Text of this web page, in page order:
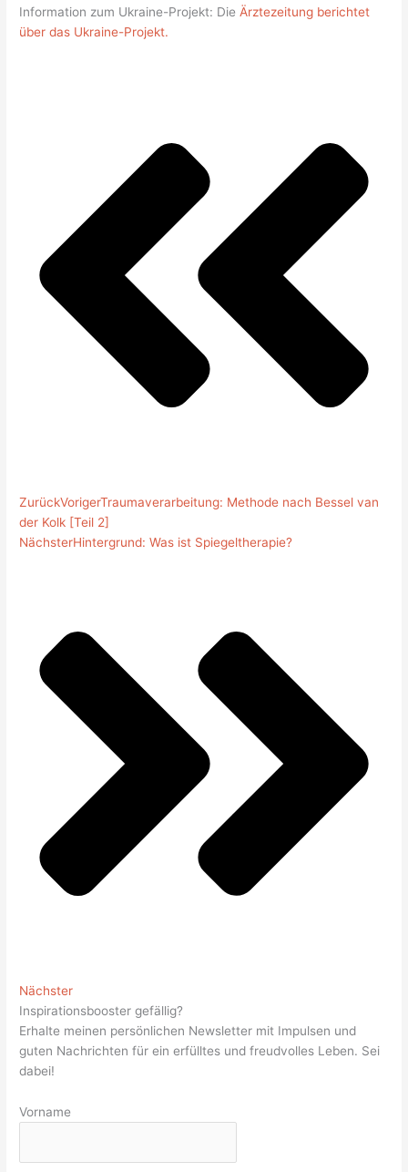
Information zum Ukraine-Projekt: Die Ärztezeitung berichtet
über das Ukraine-Projekt.
ZurückVorigerTraumaverarbeitung: Methode nach Bessel van
der Kolk [Teil 2]
NächsterHintergrund: Was ist Spiegeltherapie?
Nächster
Inspirationsbooster gefällig?
Erhalte meinen persönlichen Newsletter mit Impulsen und
guten Nachrichten für ein erfülltes und freudvolles Leben. Sei
dabei!
Vorname